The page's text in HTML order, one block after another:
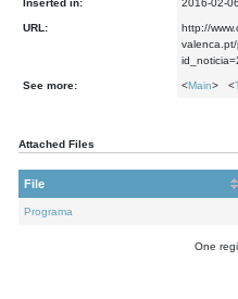
Inserted in: 2016-02-06
URL:
http://
See more: <Main> <
Attached Files
File
Programa
One